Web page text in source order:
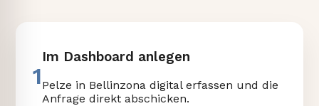
1
Im Dashboard anlegen
Pelze in Bellinzona digital erfassen und die
Anfrage direkt abschicken.